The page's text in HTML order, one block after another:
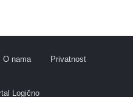
O nama Privatnost
Logično